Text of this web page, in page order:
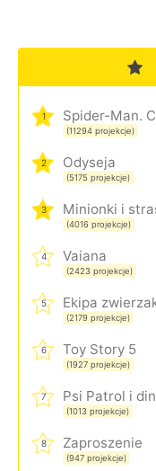
1
(11294 projekcje)
2 Odyseja
(5175 projekcje)
3 Minionki i
(4016 projekcje)
4 Vaiana
(2423 projekcje)
5 Ekipa
(2179 projekcje)
6 Toy Story 5
(1927 projekcje)
7 Psi Patrol i
(1013 projekcje)
8 Zaproszenie
(947 projekcje)